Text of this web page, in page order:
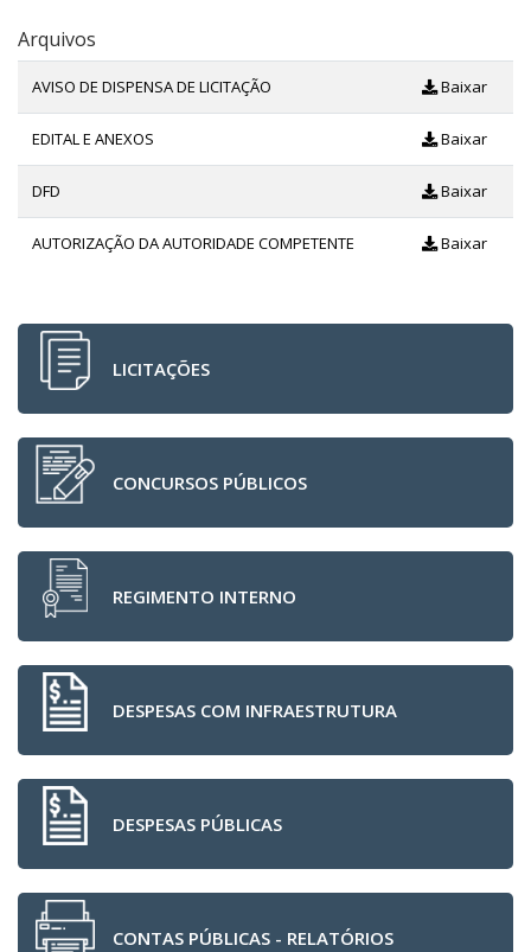
Arquivos
AVISO DE DISPENSA DE LICITAÇÃO Baixar
EDITAL E ANEXOS Baixar
DFD Baixar
AUTORIZAÇÃO DA AUTORIDADE COMPETENTE Baixar
LICITAÇÕES
CONCURSOS PÚBLICOS
REGIMENTO INTERNO
DESPESAS COM INFRAESTRUTURA
DESPESAS PÚBLICAS
CONTAS PÚBLICAS - RELATÓRIOS